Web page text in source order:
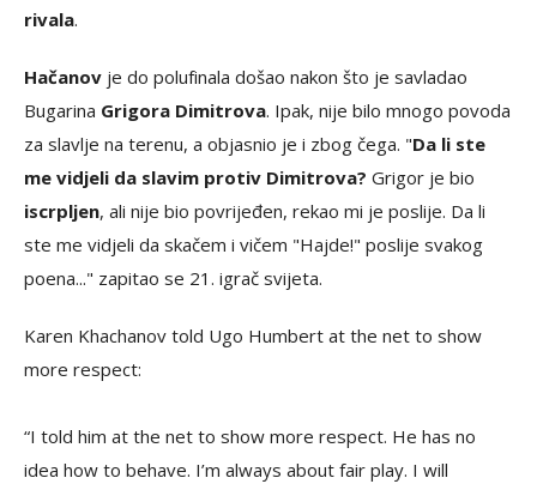
rivala.
Hačanov je do polufinala došao nakon što je savladao
Bugarina Grigora Dimitrova. Ipak, nije bilo mnogo povoda
za slavlje na terenu, a objasnio je i zbog čega. "Da li ste
me vidjeli da slavim protiv Dimitrova? Grigor je bio
iscrpljen, ali nije bio povrijeđen, rekao mi je poslije. Da li
ste me vidjeli da skačem i vičem "Hajde!" poslije svakog
poena..." zapitao se 21. igrač svijeta.
Karen Khachanov told Ugo Humbert at the net to show
more respect:
“I told him at the net to show more respect. He has no
idea how to behave. I’m always about fair play. I will